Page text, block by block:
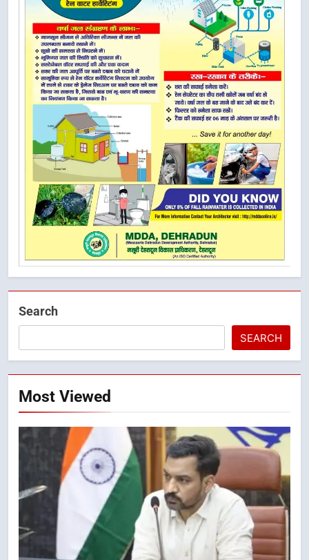
Search
SEARCH
Most Viewed
5